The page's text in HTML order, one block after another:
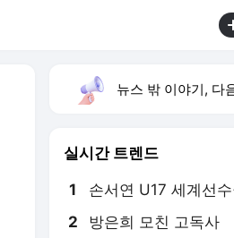
뉴스 밖 이야기, 다음
실시간 트렌드
1 손서연 U17 세계선